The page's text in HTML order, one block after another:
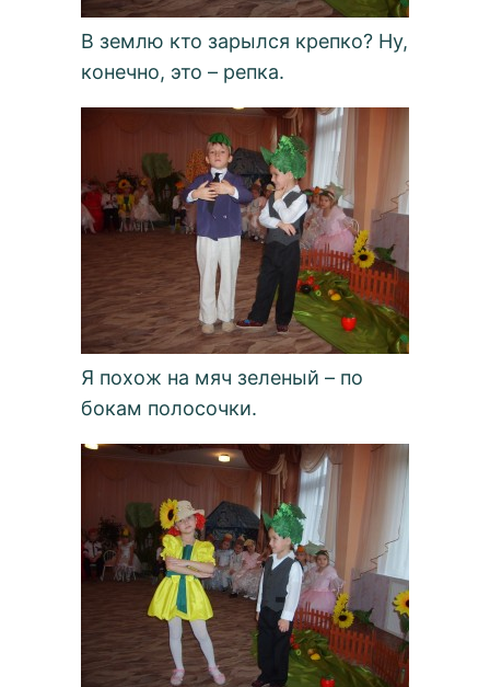
В землю кто зарылся крепко? Ну,
конечно, это – репка.
Я похож на мяч зеленый – по
бокам полосочки.